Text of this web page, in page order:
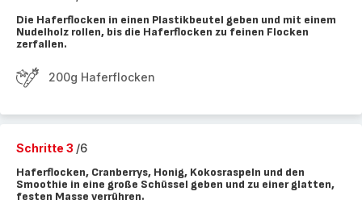
Die Haferflocken in einen Plastikbeutel geben und mit einem
Nudelholz rollen, bis die Haferflocken zu feinen Flocken
zerfallen.
200g Haferflocken
Schritte 3 /6
Haferflocken, Cranberrys, Honig, Kokosraspeln und den
Smoothie in eine große Schüssel geben und zu einer glatten,
festen Masse verrühren.